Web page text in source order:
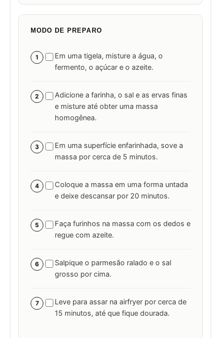
MODO DE PREPARO
1
Em uma tigela, misture a água, o
fermento, o açúcar e o azeite.
2
Adicione a farinha, o sal e as ervas finas
e misture até obter uma massa
homogênea.
3
Em uma superfície enfarinhada, sove a
massa por cerca de 5 minutos.
4
Coloque a massa em uma forma untada
e deixe descansar por 20 minutos.
5
Faça furinhos na massa com os dedos e
regue com azeite.
6
Salpique o parmesão ralado e o sal
grosso por cima.
7
Leve para assar na airfryer por cerca de
15 minutos, até que fique dourada.